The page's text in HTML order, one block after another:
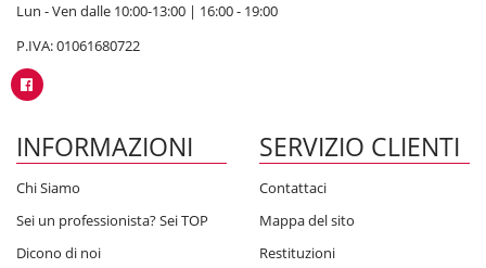
Lun - Ven dalle 10:00-13:00 | 16:00 - 19:00
P.IVA: 01061680722
INFORMAZIONI
Chi Siamo
Sei un professionista? Sei TOP
Dicono di noi
SERVIZIO CLIENTI
Contattaci
Mappa del sito
Restituzioni